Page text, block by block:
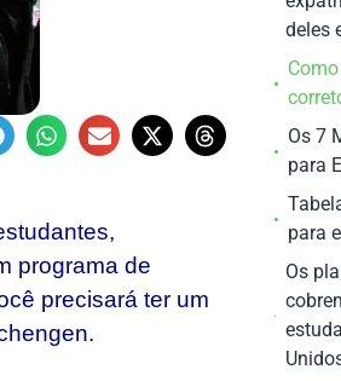
programa de
precisará ter um
deles
Os 7
para
para
Os